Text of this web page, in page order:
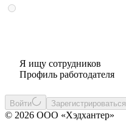
Я ищу сотрудников
Профиль работодателя
Войти Зарегистрироваться
© 2026 ООО «Хэдхантер»